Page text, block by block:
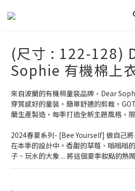
(尺寸 : 122-128)
Sophie 有機棉上
來自波蘭的有機棉童裝品牌，Dear
穿質感好的童裝，簡單舒適的剪裁，
蘭生產製造，每季打造全新主題風格，
2024春夏系列- [Bee Yourself] 做自己
在本季的設計中。香甜的草莓、嗡嗡嗡
子、玩水的大象 ... 將這個夏季妝點的熱